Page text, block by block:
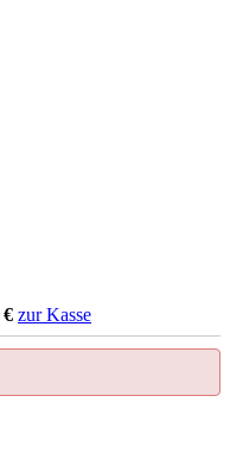
€ zur Kasse